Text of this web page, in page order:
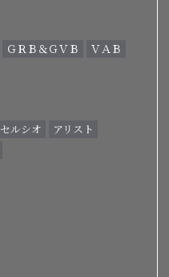
ＧＲＢ＆ＧＶＢ
ＶＡＢ
セルシオ
アリスト